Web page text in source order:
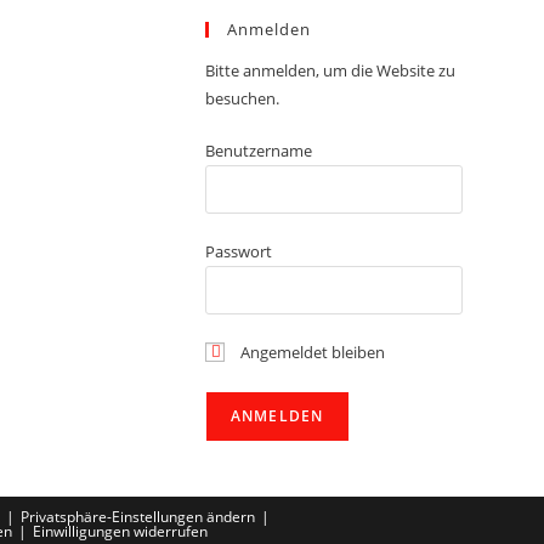
Anmelden
Bitte anmelden, um die Website zu
besuchen.
Benutzername
Passwort
Angemeldet bleiben
Privatsphäre-Einstellungen ändern
Einwilligungen widerrufen